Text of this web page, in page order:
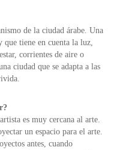
de la ciudad árabe. Una
que tiene en cuenta la luz,
corrientes de aire o
ciudad que se adapta a las
es muy cercana al arte.
un espacio para el arte.
antes, cuando